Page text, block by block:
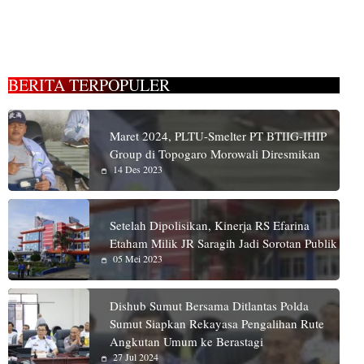
BERITA TERPOPULER
Maret 2024, PLTU-Smelter PT BTIIG-IHIP
Group di Topogaro Morowali Diresmikan
14 Des 2023
Setelah Dipolisikan, Kinerja RS Efarina
Etaham Milik JR Saragih Jadi Sorotan Publik
05 Mei 2023
Dishub Sumut Bersama Ditlantas Polda
Sumut Siapkan Rekayasa Pengalihan Rute
Angkutan Umum ke Berastagi
27 Jul 2024